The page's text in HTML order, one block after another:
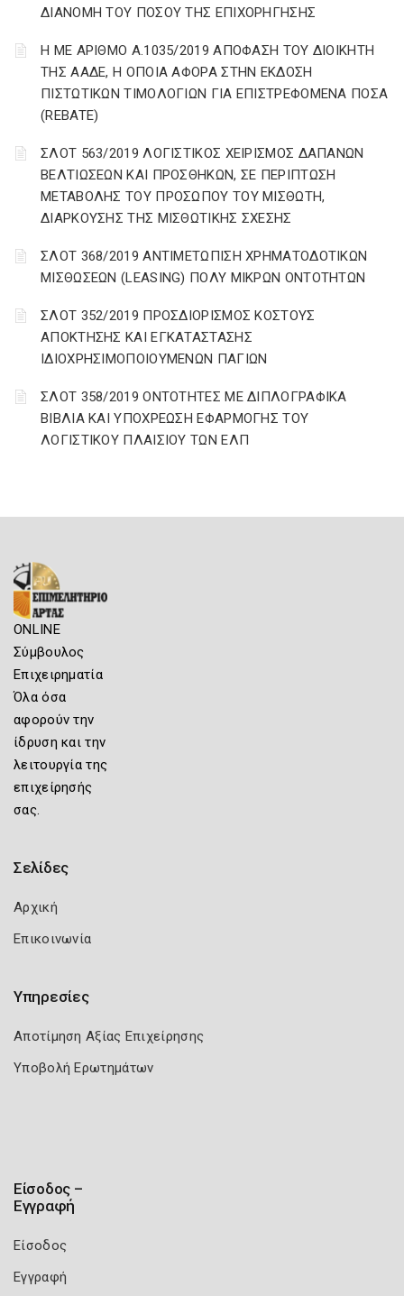
ΔΙΑΝΟΜΗ ΤΟΥ ΠΟΣΟΥ ΤΗΣ ΕΠΙΧΟΡΗΓΗΣΗΣ
Η ΜΕ ΑΡΙΘΜΟ Α.1035/2019 ΑΠΟΦΑΣΗ ΤΟΥ ΔΙΟΙΚΗΤΗ
ΤΗΣ ΑΑΔΕ, Η ΟΠΟΙΑ ΑΦΟΡΑ ΣΤΗΝ ΕΚΔΟΣΗ
ΠΙΣΤΩΤΙΚΩΝ ΤΙΜΟΛΟΓΙΩΝ ΓΙΑ ΕΠΙΣΤΡΕΦΟΜΕΝΑ ΠΟΣΑ
(REBATE)
ΣΛΟΤ 563/2019 ΛΟΓΙΣΤΙΚΟΣ ΧΕΙΡΙΣΜΟΣ ΔΑΠΑΝΩΝ
ΒΕΛΤΙΩΣΕΩΝ ΚΑΙ ΠΡΟΣΘΗΚΩΝ, ΣΕ ΠΕΡΙΠΤΩΣΗ
ΜΕΤΑΒΟΛΗΣ ΤΟΥ ΠΡΟΣΩΠΟΥ ΤΟΥ ΜΙΣΘΩΤΗ,
ΔΙΑΡΚΟΥΣΗΣ ΤΗΣ ΜΙΣΘΩΤΙΚΗΣ ΣΧΕΣΗΣ
ΣΛΟΤ 368/2019 ΑΝΤΙΜΕΤΩΠΙΣΗ ΧΡΗΜΑΤΟΔΟΤΙΚΩΝ
ΜΙΣΘΩΣΕΩΝ (LEASING) ΠΟΛΥ ΜΙΚΡΩΝ ΟΝΤΟΤΗΤΩΝ
ΣΛΟΤ 352/2019 ΠΡΟΣΔΙΟΡΙΣΜΟΣ ΚΟΣΤΟΥΣ
ΑΠΟΚΤΗΣΗΣ ΚΑΙ ΕΓΚΑΤΑΣΤΑΣΗΣ
ΙΔΙΟΧΡΗΣΙΜΟΠΟΙΟΥΜΕΝΩΝ ΠΑΓΙΩΝ
ΣΛΟΤ 358/2019 ΟΝΤΟΤΗΤΕΣ ΜΕ ΔΙΠΛΟΓΡΑΦΙΚΑ
ΒΙΒΛΙΑ ΚΑΙ ΥΠΟΧΡΕΩΣΗ ΕΦΑΡΜΟΓΗΣ ΤΟΥ
ΛΟΓΙΣΤΙΚΟΥ ΠΛΑΙΣΙΟΥ ΤΩΝ ΕΛΠ
ONLINE
Σύμβουλος
Επιχειρηματία
Όλα όσα
αφορούν την
ίδρυση και την
λειτουργία της
επιχείρησής
σας.
Σελίδες
Αρχική
Επικοινωνία
Υπηρεσίες
Αποτίμηση Αξίας Επιχείρησης
Υποβολή Ερωτημάτων
Είσοδος –
Εγγραφή
Είσοδος
Εγγραφή